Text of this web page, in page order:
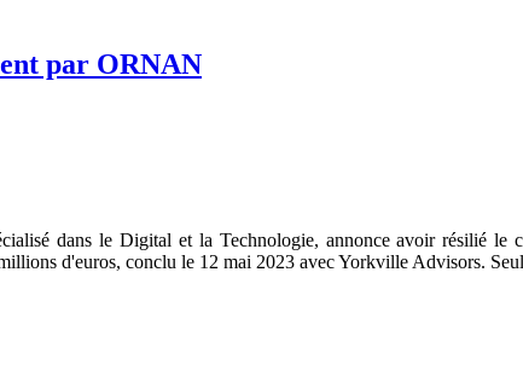
par ORNAN
dans le Digital et la Technologie, annonce avoir résilié le
d'euros, conclu le 12 mai 2023 avec Yorkville Advisors.